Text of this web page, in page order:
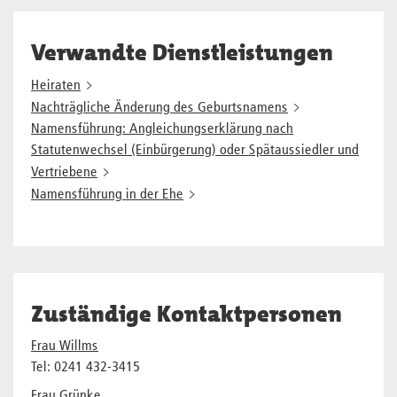
Verwandte Dienstleistungen
Heiraten
Nachträgliche Änderung des Geburtsnamens
Namensführung: Angleichungserklärung nach
Statutenwechsel (Einbürgerung) oder Spätaussiedler und
Vertriebene
Namensführung in der Ehe
Zuständige Kontaktpersonen
Frau Willms
Tel: 0241 432-3415